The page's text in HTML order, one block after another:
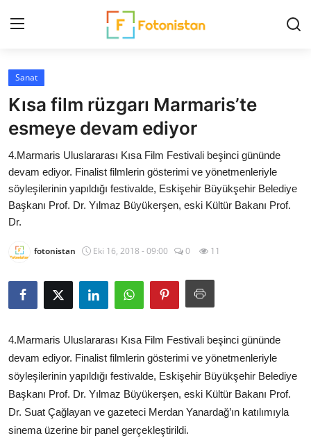
Ana Sayfa
FotoHaber
Nedir?
ARŞİV
Ekipman Rehberi
Fotoğrafçılar
Çekim Teknikleri
Sanat
Kısa film rüzgarı Marmaris’te
esmeye devam ediyor
4.Marmaris Uluslararası Kısa Film Festivali beşinci gününde
devam ediyor. Finalist filmlerin gösterimi ve yönetmenleriyle
söyleşilerinin yapıldığı festivalde, Eskişehir Büyükşehir Belediye
Başkanı Prof. Dr. Yılmaz Büyükerşen, eski Kültür Bakanı Prof.
Dr.
fotonistan Eki 16, 2018 - 09:00 0 11
4.Marmaris Uluslararası Kısa Film Festivali beşinci gününde
devam ediyor. Finalist filmlerin gösterimi ve yönetmenleriyle
söyleşilerinin yapıldığı festivalde, Eskişehir Büyükşehir Belediye
Başkanı Prof. Dr. Yılmaz Büyükerşen, eski Kültür Bakanı Prof.
Dr. Suat Çağlayan ve gazeteci Merdan Yanardağ’ın katılımıyla
sinema üzerine bir panel gerçekleştirildi.